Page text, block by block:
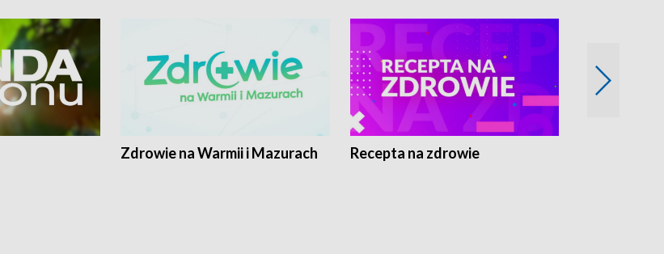
Zdrowie na Warmii i Mazurach Recepta na zdrowie